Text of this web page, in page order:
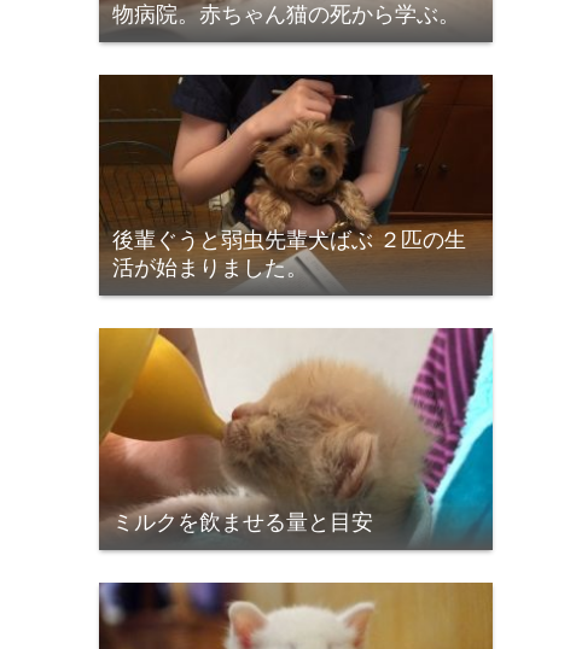
物病院。赤ちゃん猫の死から学ぶ。
後輩ぐうと弱虫先輩犬ばぶ ２匹の生
活が始まりました。
ミルクを飲ませる量と目安